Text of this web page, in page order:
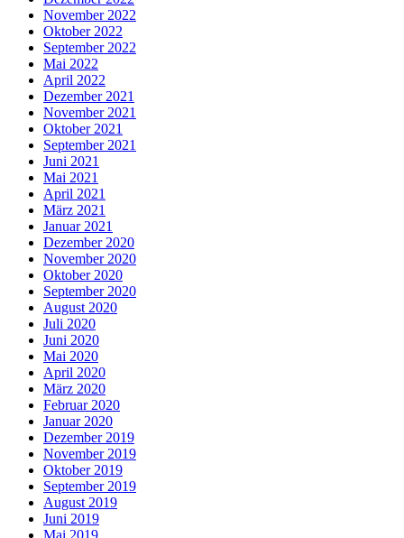
November 2022
Oktober 2022
September 2022
Mai 2022
April 2022
Dezember 2021
November 2021
Oktober 2021
September 2021
Juni 2021
Mai 2021
April 2021
März 2021
Januar 2021
Dezember 2020
November 2020
Oktober 2020
September 2020
August 2020
Juli 2020
Juni 2020
Mai 2020
April 2020
März 2020
Februar 2020
Januar 2020
Dezember 2019
November 2019
Oktober 2019
September 2019
August 2019
Juni 2019